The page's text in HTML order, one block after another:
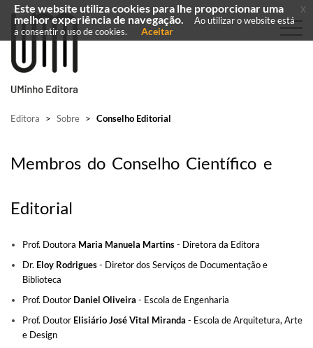
Editora > Sobre > Conselho Editorial
Me​mbros do Co​​​​nselho Científico e
Editorial
Prof. Doutora Maria Manuela Martins- Diretora da Editora
Dr. Eloy Rodrigues- Diretor dos Serviços de Documentação e
Biblioteca
Prof. Doutor Daniel Oliveira - Escola de Engenharia
Prof. Doutor Elisiário José Vital Miranda - Escola de Arquitetura, Arte
e Design
Este website utiliza cookies para lhe proporcionar uma
melhor experiência de navegação.
Ao utilizar o website está
a consentir o uso de cookies.
Aceitar
x